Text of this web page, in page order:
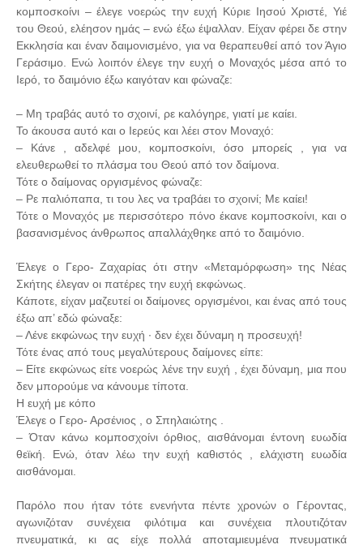
κομποσκοίνι – έλεγε νοερώς την ευχή Κύριε Ιησού Χριστέ, Υιέ
του Θεού, ελέησον ημάς – ενώ έξω έψαλλαν. Είχαν φέρει δε στην
Εκκλησία και έναν δαιμονισμένο, για να θεραπευθεί από τον Άγιο
Γεράσιμο. Ενώ λοιπόν έλεγε την ευχή ο Μοναχός μέσα από το
Ιερό, το δαιμόνιο έξω καιγόταν και φώναζε:
– Μη τραβάς αυτό το σχοινί, ρε καλόγηρε, γιατί με καίει.
Το άκουσα αυτό και ο Ιερεύς και λέει στον Μοναχό:
– Κάνε , αδελφέ μου, κομποσκοίνι, όσο μπορείς , για να
ελευθερωθεί το πλάσμα του Θεού από τον δαίμονα.
Τότε ο δαίμονας οργισμένος φώναζε:
– Ρε παλιόπαπα, τι του λες να τραβάει το σχοινί; Με καίει!
Τότε ο Μοναχός με περισσότερο πόνο έκανε κομποσκοίνι, και ο
βασανισμένος άνθρωπος απαλλάχθηκε από το δαιμόνιο.
Έλεγε ο Γερο- Ζαχαρίας ότι στην «Μεταμόρφωση» της Νέας
Σκήτης έλεγαν οι πατέρες την ευχή εκφώνως.
Κάποτε, είχαν μαζευτεί οι δαίμονες οργισμένοι, και ένας από τους
έξω απ’ εδώ φώναξε:
– Λένε εκφώνως την ευχή ∙ δεν έχει δύναμη η προσευχή!
Τότε ένας από τους μεγαλύτερους δαίμονες είπε:
– Είτε εκφώνως είτε νοερώς λένε την ευχή , έχει δύναμη, μια που
δεν μπορούμε να κάνουμε τίποτα.
Η ευχή με κόπο
Έλεγε ο Γερο- Αρσένιος , ο Σπηλαιώτης .
– Όταν κάνω κομποσχοίνι όρθιος, αισθάνομαι έντονη ευωδία
θεϊκή. Ενώ, όταν λέω την ευχή καθιστός , ελάχιστη ευωδία
αισθάνομαι.
Παρόλο που ήταν τότε ενενήντα πέντε χρονών ο Γέροντας,
αγωνιζόταν συνέχεια φιλότιμα και συνέχεια πλουτιζόταν
πνευματικά, κι ας είχε πολλά αποταμιευμένα πνευματικά